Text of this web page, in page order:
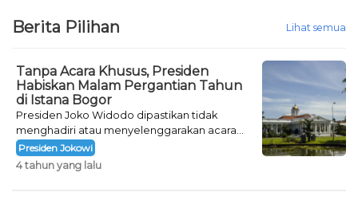
Berita Pilihan Lihat semua
Tanpa Acara Khusus, Presiden
Habiskan Malam Pergantian Tahun
di Istana Bogor
Presiden Joko Widodo dipastikan tidak
menghadiri atau menyelenggarakan acara
khusus untuk mengisi malam pergantian
tahun.
Presiden Jokowi
4 tahun yang lalu